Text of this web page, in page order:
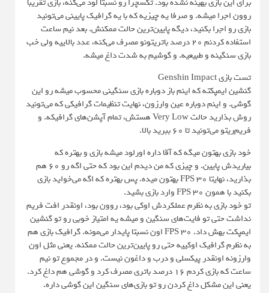
برای این بازی بهینه نشده بود. تکسچرا رو نسبتا لود می‌کنه، بازی تقریبا
روون اجرا میشه. و صرفا یه چیزیه که با یه گرافیک پایینی می‌تونید
بازی رو اجرا بکنید، دیگه پایین‌ترین حالت ممکنش. بعد نیم‌ ساعت
استفاده کردنم ۲۰ درصد باتریتونو مصرف می‌کنه، عدد بالاییه ولی خب
بازی سنگینه و طبیعیه. و گوشیم به شدت داغ میشه.
تست بازی Genshin Impact
گنشین ایمپکته که اینم باز دوباره بازی سنگینی محسوب میشه رو این
گوشی. و اینم دوباره عین وارزون، نهایت تنظیمات گرافیکی که می‌تونید
روش بذارید حالت Very Low هستش، تمام آپشن‌های گرافیکه. و
فریم‌ریتو می‌تونید تا ۶۰ ببرید بالا.
خود بازی بهتون میگه که آقا داره اورلود میشه بازی و بهتره که
بیاریدش پایین. و چیزی که من دیدم این بود که حتی اگه رو ۶۰ هم
بذارید، نهایتا ۳۰ FPS بهتون میده. پس بهتره که اگه می‌خواید بازی
بکنید با همون ۳۰ FPS وارد بازی بشید.
تو خود بازی به نظرم عملکردش اوکی بود، روون بود، اونقدر افت فریم
نداشت حتی تو فایت‌های سنگین و میشه یه امتیاز خوبی رو تو گنشین
ایمپکت بهش داد. ۳۰ FPS اون نسبتا پایدار می‌مونه. گرافیک بازی هم
به نظرم گرافیک اوکییه حتی رو پایین‌ترین حالت ممکنه. یعنی مثل اون
وارزونه اونقدر پیکسلی و درب و داغون نیست. و در مجموع تو نیم
ساعت که بازی کردم ۱۶ درصد باتری مصرف کرد و گوشی هم داغ کرد.
یعنی این مشکل داغ کردن رو تو بازی‌های سنگین این گوشی داره.